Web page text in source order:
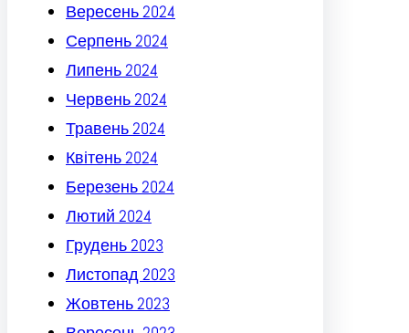
Вересень 2024
Серпень 2024
Липень 2024
Червень 2024
Травень 2024
Квітень 2024
Березень 2024
Лютий 2024
Грудень 2023
Листопад 2023
Жовтень 2023